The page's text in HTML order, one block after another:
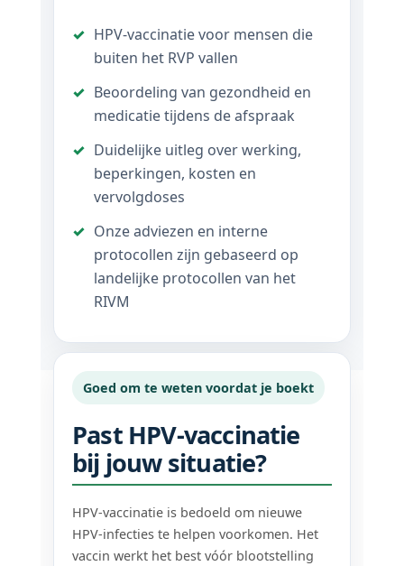
✓ HPV-vaccinatie voor mensen die
buiten het RVP vallen
✓ Beoordeling van gezondheid en
medicatie tijdens de afspraak
✓ Duidelijke uitleg over werking,
beperkingen, kosten en
vervolgdoses
✓ Onze adviezen en interne
protocollen zijn gebaseerd op
landelijke protocollen van het
RIVM
Goed om te weten voordat je boekt
Past HPV-vaccinatie
bij jouw situatie?
HPV-vaccinatie is bedoeld om nieuwe
HPV-infecties te helpen voorkomen. Het
vaccin werkt het best vóór blootstelling